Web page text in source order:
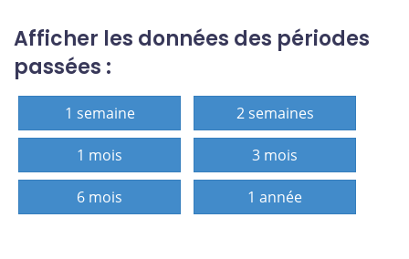
Afficher les données des périodes
passées :
1 semaine 2 semaines
1 mois 3 mois
6 mois 1 année